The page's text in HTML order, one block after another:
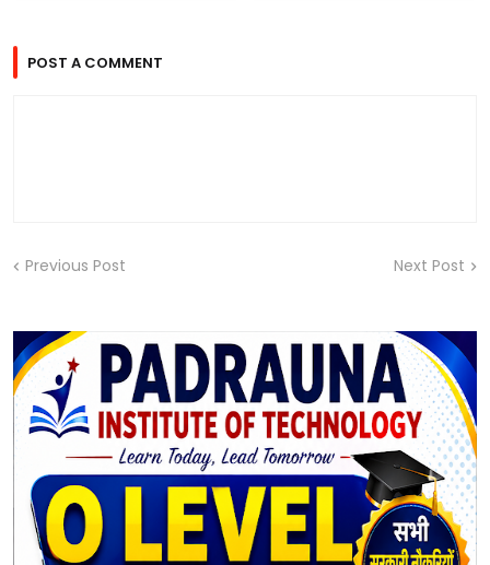
POST A COMMENT
Previous Post Next Post